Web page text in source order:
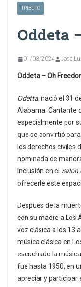
TRIBUTO
Oddeta
01/03/2024 José
Oddeta – Oh
Odetta, nació el 31
Alabama. Cantante
especialmente por
que se convirtió
los derechos civiles
nominada de
inclusión en el Salón
ofrecerle este
Después de la
con su madre a Los
voz clásica a los 13
música clásica en
escuchado la
fue hasta 1950, en
apreciar y participar